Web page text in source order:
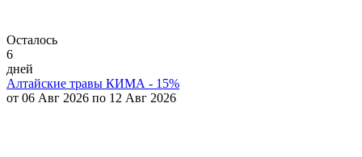
Осталось
6
дней
Алтайские травы КИМА - 15%
от 06 Авг 2026 по 12 Авг 2026